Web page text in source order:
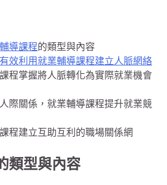
導課程的類型與內容
效利用就業輔導課程建立人脈網絡
程掌握將人脈轉化為實際就業機會
際關係，就業輔導課程提升就業競
程建立互助互利的職場關係網
類型與內容